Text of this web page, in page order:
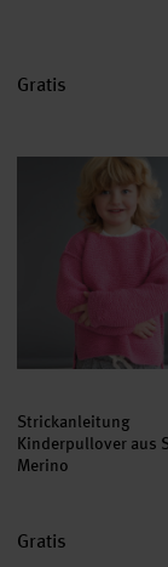
Gratis
Strickanleitung
Strickanleitung
Kinderpullover aus
Merino
Gratis